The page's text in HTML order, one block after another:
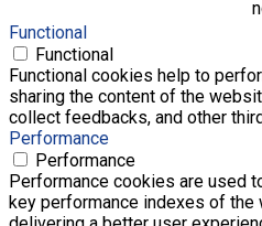
Functional
Functional
Functional cookies help to
sharing the content of the
collect feedbacks, and other
Performance
Performance
Performance cookies are used
key performance indexes of